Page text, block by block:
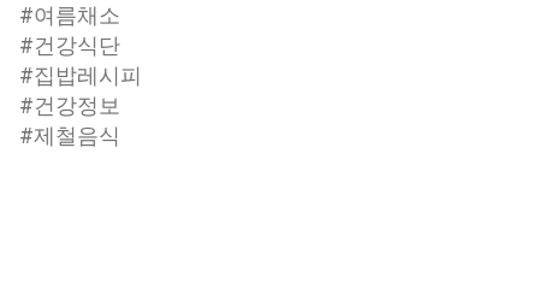
#여름채소
#건강식단
#집밥레시피
#건강정보
#제철음식